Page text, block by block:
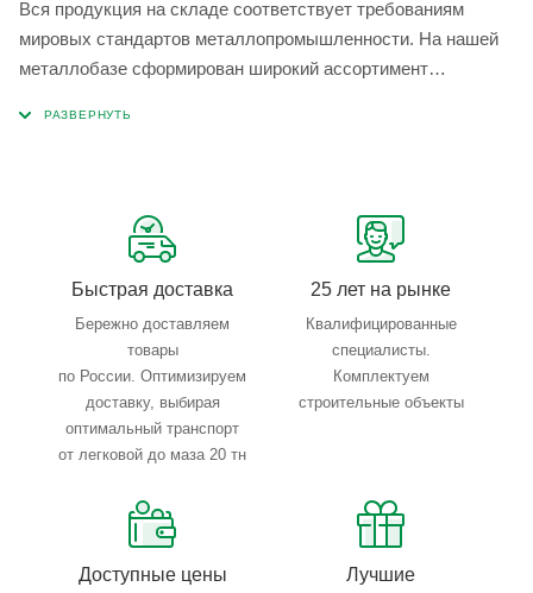
Вся продукция на складе соответствует требованиям
мировых стандартов металлопромышленности. На нашей
металлобазе сформирован широкий ассортимент
Быстрая доставка
Бережно доставляем
товары
по России. Оптимизируем
доставку, выбирая
оптимальный транспорт
от легковой до маза 20 тн
25 лет на рынке
Квалифицированные
специалисты.
Комплектуем
строительные объекты
Доступные цены Лучшие